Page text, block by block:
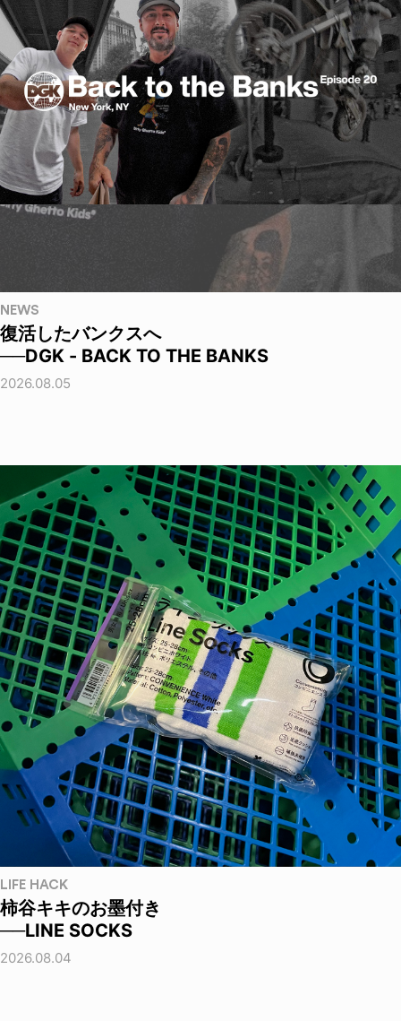
NEWS
復活したバンクスへ
──DGK - BACK TO THE BANKS
2026.08.05
LIFE HACK
柿谷キキのお墨付き
──LINE SOCKS
2026.08.04